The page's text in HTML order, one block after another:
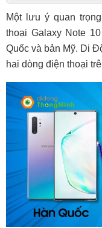
Một lưu ý quan
thoại Galaxy Note
Quốc và bản Mỹ. Di
hai dòng điện thoại